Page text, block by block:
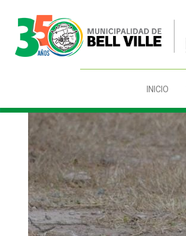
INICIO